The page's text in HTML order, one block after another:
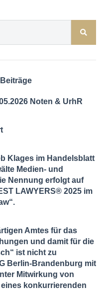
Noten & UrhR
Klages im Handelsblatt
Medien- und
Nennung erfolgt auf
LAWYERS® 2025 im
Amtes für das
und damit für die
ist nicht zu
Berlin-Brandenburg mit
Mitwirkung von
konkurrierenden